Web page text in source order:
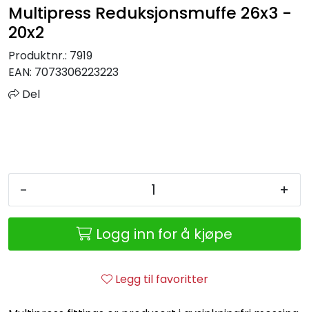
Multipress Reduksjonsmuffe 26x3 -
20x2
Produktnr.: 7919
EAN: 7073306223223
Del
- +
Logg inn for å kjøpe
Legg til favoritter
Varmeanlegg
Outlet
Retur/reklamasjon